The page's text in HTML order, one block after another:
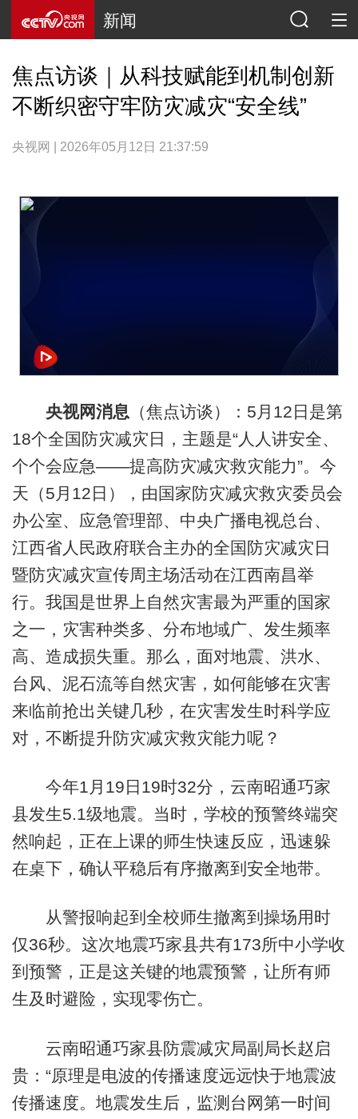
新闻
焦点访谈｜从科技赋能到机制创新
不断织密守牢防灾减灾“安全线”
央视网 | 2026年05月12日 21:37:59
央视网消息 （焦点访谈）：5月12日是第
18个全国防灾减灾日，主题是“人人讲安全、
个个会应急——提高防灾减灾救灾能力”。今
天（5月12日），由国家防灾减灾救灾委员会
办公室、应急管理部、中央广播电视总台、
江西省人民政府联合主办的全国防灾减灾日
暨防灾减灾宣传周主场活动在江西南昌举
行。我国是世界上自然灾害最为严重的国家
之一，灾害种类多、分布地域广、发生频率
高、造成损失重。那么，面对地震、洪水、
台风、泥石流等自然灾害，如何能够在灾害
来临前抢出关键几秒，在灾害发生时科学应
对，不断提升防灾减灾救灾能力呢？
今年1月19日19时32分，云南昭通巧家
县发生5.1级地震。当时，学校的预警终端突
然响起，正在上课的师生快速反应，迅速躲
在桌下，确认平稳后有序撤离到安全地带。
从警报响起到全校师生撤离到操场用时
仅36秒。这次地震巧家县共有173所中小学收
到预警，正是这关键的地震预警，让所有师
生及时避险，实现零伤亡。
云南昭通巧家县防震减灾局副局长赵启
贵：“原理是电波的传播速度远远快于地震波
传播速度。地震发生后，监测台网第一时间